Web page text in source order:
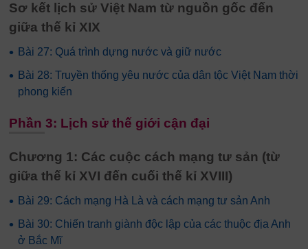
Sơ kết lịch sử Việt Nam từ nguồn gốc đến
giữa thế kỉ XIX
• Bài 27: Quá trình dựng nước và giữ nước
• Bài 28: Truyền thống yêu nước của dân tộc Việt Nam thời
phong kiến
Phần 3: Lịch sử thế giới cận đại
Chương 1: Các cuộc cách mạng tư sản (từ
giữa thế kỉ XVI đến cuối thế kỉ XVIII)
• Bài 29: Cách mạng Hà Là và cách mạng tư sản Anh
• Bài 30: Chiến tranh giành độc lập của các thuộc địa Anh
ở Bắc Mĩ